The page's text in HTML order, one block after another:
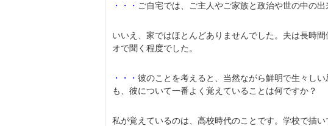
・・・ ご自宅では、ご主人やご家族と政治や世の中の
いいえ、家ではほとんどありませんでした。夫は長時
オで聞く程度でした。
・・・ 彼のことを考えると、当然ながら鮮明で生々し
も、彼について一番よく覚えていることは何ですか？
私が覚えているのは、高校時代のことです。学校で描